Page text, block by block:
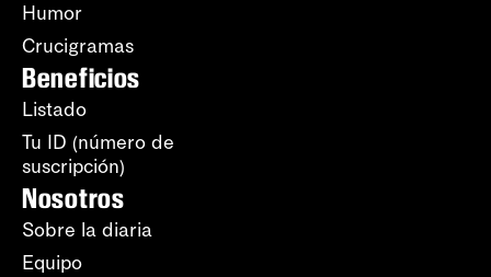
Humor
Crucigramas
Beneficios
Listado
Tu ID (número de
suscripción)
Nosotros
Sobre la diaria
Equipo